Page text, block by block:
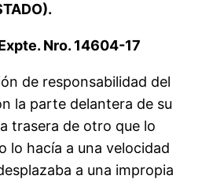
Nro. 14604-17
de responsabilidad del
la parte delantera de su
trasera de otro que lo
lo hacía a una velocidad
a una impropia